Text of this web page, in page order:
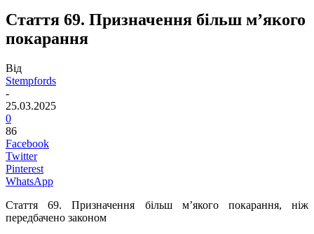
Стаття 69. Призначення більш м’якого
покарання
Від
Stempfords
-
25.03.2025
0
86
Facebook
Twitter
Pinterest
WhatsApp
Стаття 69. Призначення більш м’якого покарання, ніж
передбачено законом